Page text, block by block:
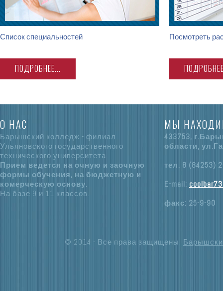
Список специальностей
ПОДРОБНЕЕ...
Посмотреть
О НАС
Барышский колледж - филиал
Ульяновского государственного
технического университета
Прием ведется на очную и заочную
формы обучения, на бюджетную и
комерческую основу.
На базе 9 и 11 классов.
МЫ
433753,
области,
тел. 8 (84253)
E-mail:
факс: 25-9-90
© 2014 - Все права защищены,